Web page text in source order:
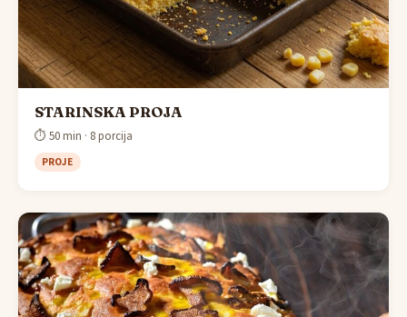
STARINSKA PROJA
⏱ 50 min · 8 porcija
PROJE